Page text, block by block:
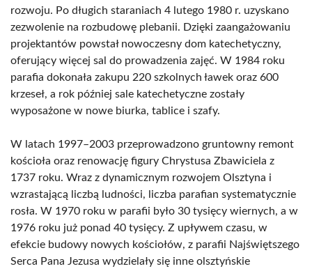
rozwoju. Po długich staraniach 4 lutego 1980 r. uzyskano
zezwolenie na rozbudowę plebanii. Dzięki zaangażowaniu
projektantów powstał nowoczesny dom katechetyczny,
oferujący więcej sal do prowadzenia zajęć. W 1984 roku
parafia dokonała zakupu 220 szkolnych ławek oraz 600
krzeseł, a rok później sale katechetyczne zostały
wyposażone w nowe biurka, tablice i szafy.
W latach 1997–2003 przeprowadzono gruntowny remont
kościoła oraz renowację figury Chrystusa Zbawiciela z
1737 roku. Wraz z dynamicznym rozwojem Olsztyna i
wzrastającą liczbą ludności, liczba parafian systematycznie
rosła. W 1970 roku w parafii było 30 tysięcy wiernych, a w
1976 roku już ponad 40 tysięcy. Z upływem czasu, w
efekcie budowy nowych kościołów, z parafii Najświętszego
Serca Pana Jezusa wydzielały się inne olsztyńskie